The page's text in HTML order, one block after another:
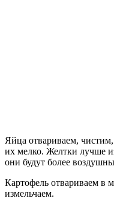
Яйца отвариваем,
их мелко. Желтки лучше
они будут более
Картофель отвариваем в
измельчаем.